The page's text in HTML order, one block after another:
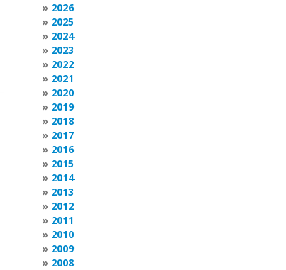
2026
2025
2024
2023
2022
2021
2020
2019
2018
2017
2016
2015
2014
2013
2012
2011
2010
2009
2008